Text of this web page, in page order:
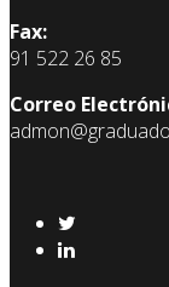
Fax:
91 522 26 85
Correo